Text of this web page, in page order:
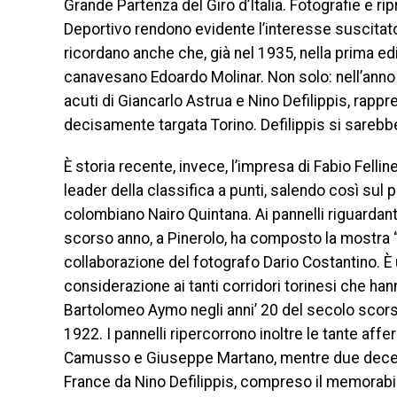
Grande Partenza del Giro d’Italia. Fotografie e
Deportivo rendono evidente l’interesse
ricordano anche che, già nel 1935, nella prima
canavesano Edoardo Molinar. Non solo:
acuti di Giancarlo Astrua e Nino Defilippis,
decisamente targata Torino. Defilippis si
È storia recente, invece, l’impresa di Fabio
leader della classifica a punti, salendo così sul
colombiano Nairo Quintana. Ai pannelli
scorso anno, a Pinerolo, ha composto la
collaborazione del fotografo Dario Costantino.
considerazione ai tanti corridori torinesi che
Bartolomeo Aymo negli anni’ 20 del secolo
1922. I pannelli ripercorrono inoltre le tante
Camusso e Giuseppe Martano, mentre due
France da Nino Defilippis, compreso il